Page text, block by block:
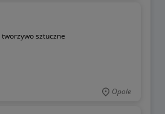
tworzywo sztuczne
Opole